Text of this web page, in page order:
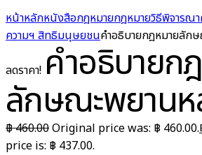
หน้าหลักหนังสือกฎหมายกฎหมายวิธีพิจารณ
ความฯ สิทธิมนุษยชนคำอธิบายกฎหมายลัก
ลดราคา! คำอธิบายก
ลักษณะพยานห
฿460.00Original price was: ฿ 460.00.
price is: ฿ 437.00.